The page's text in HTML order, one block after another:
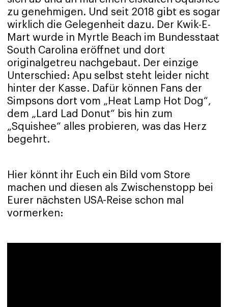
zu genehmigen. Und seit 2018 gibt es sogar
wirklich die Gelegenheit dazu. Der Kwik-E-
Mart wurde in Myrtle Beach im Bundesstaat
South Carolina eröffnet und dort
originalgetreu nachgebaut. Der einzige
Unterschied: Apu selbst steht leider nicht
hinter der Kasse. Dafür können Fans der
Simpsons dort vom „Heat Lamp Hot Dog“,
dem „Lard Lad Donut“ bis hin zum
„Squishee“ alles probieren, was das Herz
begehrt.
Hier könnt ihr Euch ein Bild vom Store
machen und diesen als Zwischenstopp bei
Eurer nächsten USA-Reise schon mal
vormerken: